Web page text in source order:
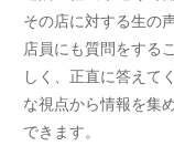
その店に対する生の
店員にも質問をする
しく、正直に答えて
な視点から情報を集
できます。